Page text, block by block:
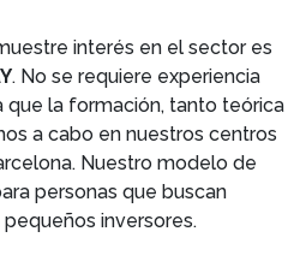
interés en el sector es
. No se requiere experiencia
que la formación, tanto teórica
a cabo en nuestros centros
Nuestro modelo de
personas que buscan
inversores.